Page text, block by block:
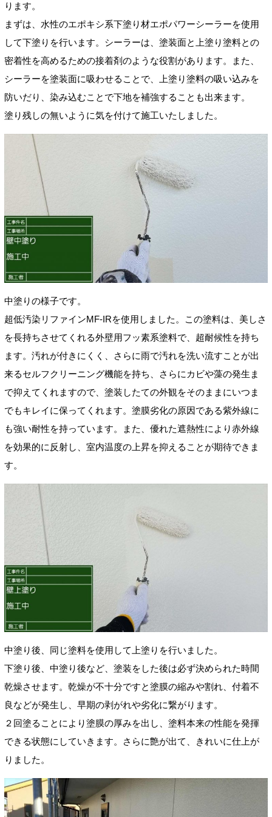
ります。
まずは、水性のエポキシ系下塗り材エポパワーシーラーを使用
して下塗りを行います。シーラーは、塗装面と上塗り塗料との
密着性を高めるための接着剤のような役割があります。また、
シーラーを塗装面に吸わせることで、上塗り塗料の吸い込みを
防いだり、染み込むことで下地を補強することも出来ます。
塗り残しの無いように気を付けて施工いたしました。
中塗りの様子です。
超低汚染リファインMF-IRを使用しました。この塗料は、美しさ
を長持ちさせてくれる外壁用フッ素系塗料で、超耐候性を持ち
ます。汚れが付きにくく、さらに雨で汚れを洗い流すことが出
来るセルフクリーニング機能を持ち、さらにカビや藻の発生ま
で抑えてくれますので、塗装したての外観をそのままにいつま
でもキレイに保ってくれます。塗膜劣化の原因である紫外線に
も強い耐性を持っています。また、優れた遮熱性により赤外線
を効果的に反射し、室内温度の上昇を抑えることが期待できま
す。
中塗り後、同じ塗料を使用して上塗りを行いました。
下塗り後、中塗り後など、塗装をした後は必ず決められた時間
乾燥させます。乾燥が不十分ですと塗膜の縮みや割れ、付着不
良などが発生し、早期の剥がれや劣化に繋がります。
２回塗ることにより塗膜の厚みを出し、塗料本来の性能を発揮
できる状態にしていきます。さらに艶が出て、きれいに仕上が
りました。